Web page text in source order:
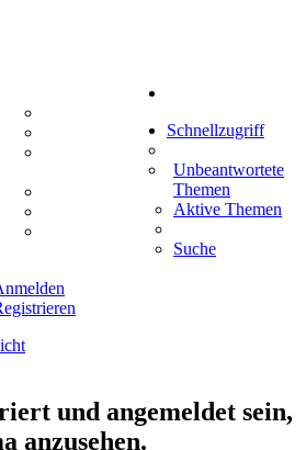
Treffenübersicht
Zitatesammlung
Schiffe versenken
Schnellzugriff
Unbeantwortete
Themen
Aktive Themen
Suche
und angemeldet sein,
anzusehen.